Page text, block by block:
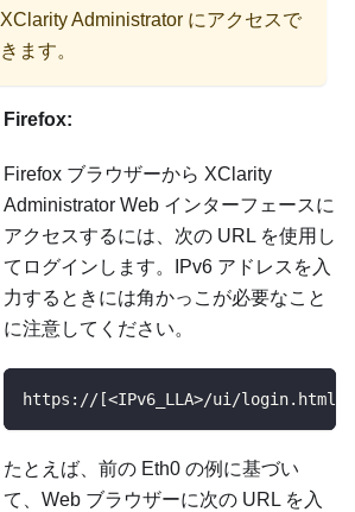
XClarity Administrator にアクセスで
きます。
Firefox:
Firefox ブラウザーから XClarity
Administrator Web インターフェースに
アクセスするには、次の URL を使用し
てログインします。IPv6 アドレスを入
力するときには角かっこが必要なこと
に注意してください。
https://[<IPv6_LLA>/ui/login.html]
たとえば、前の Eth0 の例に基づい
て、Web ブラウザーに次の URL を入